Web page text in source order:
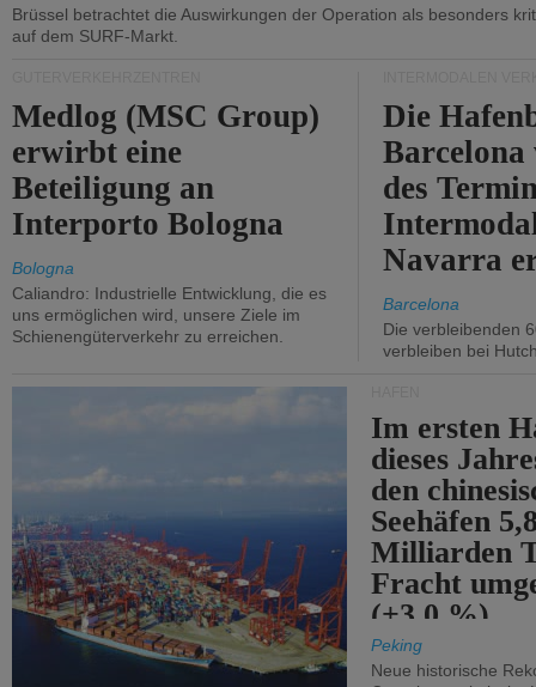
Brüssel betrachtet die Auswirkungen der Operation als besonders
auf dem SURF-Markt.
Medlog (MSC Group)
erwirbt eine
Beteiligung an
Interporto Bologna
Bologna
Caliandro: Industrielle Entwicklung, die es
uns ermöglichen wird, unsere Ziele im
Schienengüterverkehr zu erreichen.
Die
des
Navarra
Barcelona
Die verbleibenden
verbleiben bei
Im ersten
dieses
den
Seehäfen
Milliarden
Fracht
(+3,0 %).
Peking
Neue historische